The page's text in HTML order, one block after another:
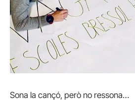
Sona la cançó, però no ressona…